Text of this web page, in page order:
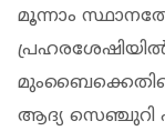
മൂന്നാം
ആദ്യ സെഞ്ചുറി